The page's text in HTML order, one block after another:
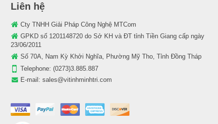
Liên hệ
Cty TNHH Giải Pháp Công Nghệ MTCom
GPKD số 1201148720 do Sở KH và ĐT tỉnh Tiền Giang cấp ngày
23/06/2011
Số 70A, Nam Kỳ Khởi Nghĩa, Phường Mỹ Tho, Tỉnh Đồng Tháp
Telephone: (0273)3.885.887
E-mail: sales@vitinhminhtri.com